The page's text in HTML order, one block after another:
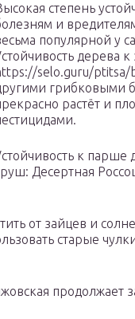
степень
и
популярной у
дерева
selo.guru/
грибковыми
растёт и
к парше
Десертная
от зайцев и
старые
продолжает